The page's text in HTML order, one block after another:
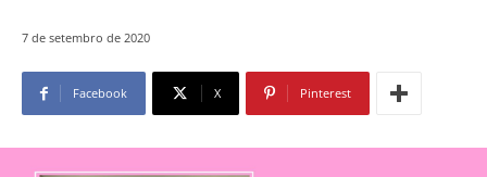
7 de setembro de 2020
Facebook X Pinterest